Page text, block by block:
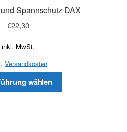
Spannschutz DAX
€22,30
inkl. MwSt.
Versandkosten
wählen